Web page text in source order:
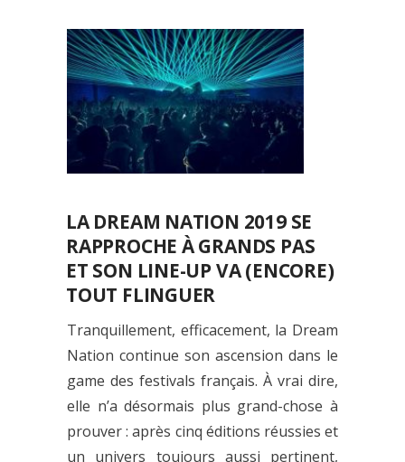
LA DREAM NATION 2019 SE
RAPPROCHE À GRANDS PAS
ET SON LINE-UP VA (ENCORE)
TOUT FLINGUER
Tranquillement, efficacement, la Dream
Nation continue son ascension dans le
game des festivals français. À vrai dire,
elle n’a désormais plus grand-chose à
prouver : après cinq éditions réussies et
un univers toujours aussi pertinent,